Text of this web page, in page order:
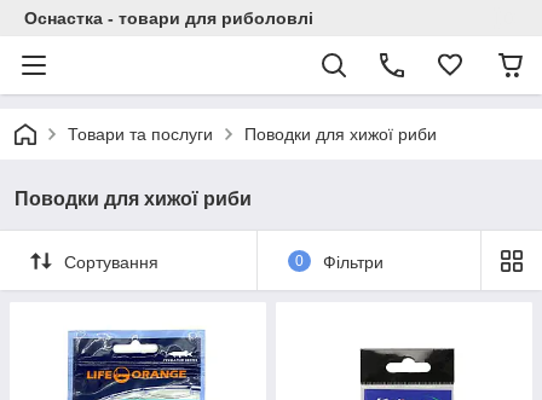
Оснастка - товари для риболовлі
Товари та послуги Поводки для хижої риби
Поводки для хижої риби
Сортування 0 Фільтри